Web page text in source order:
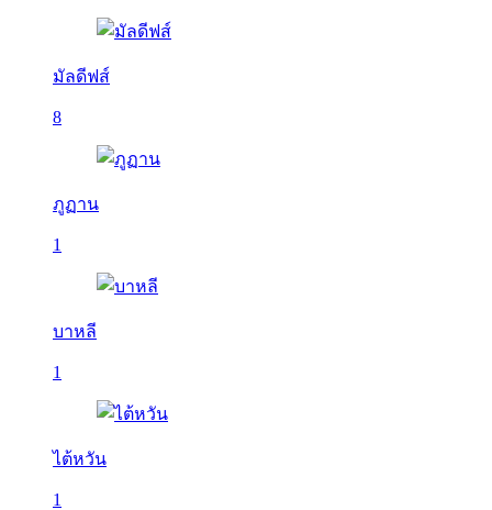
มัลดีฟส์
8
ภูฏาน
1
บาหลี
1
ไต้หวัน
1